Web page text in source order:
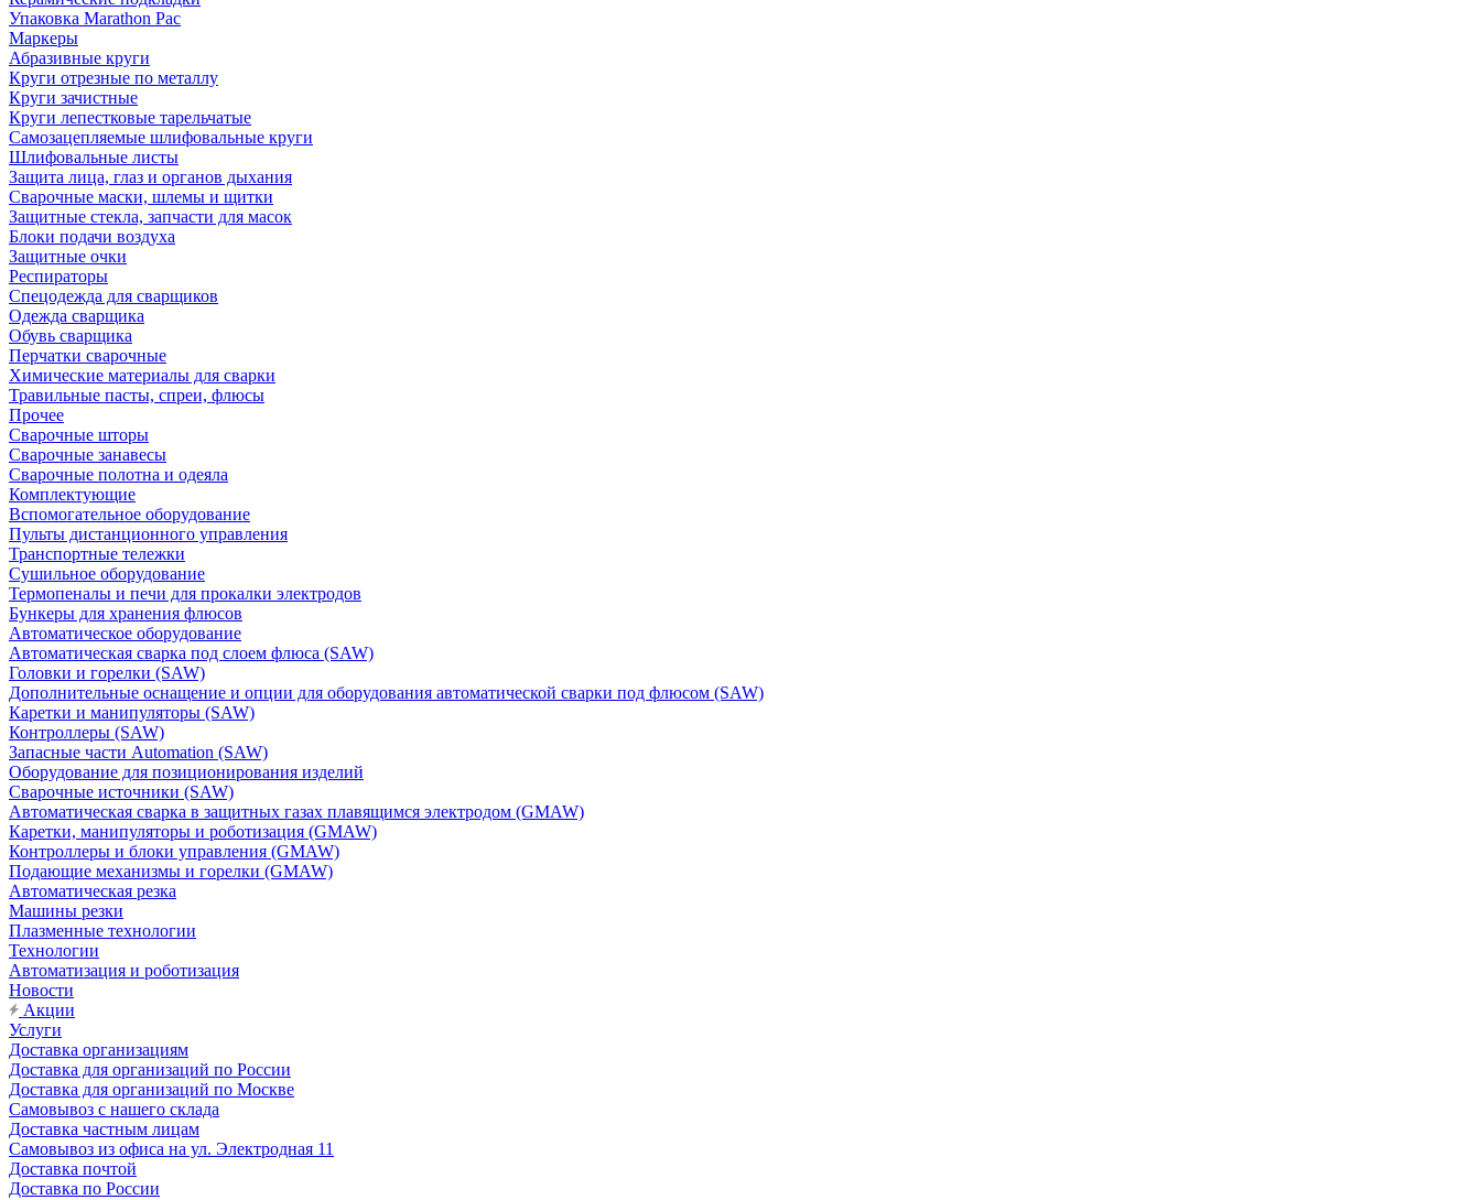
Упаковка Marathon Pac
Маркеры
Абразивные круги
Круги отрезные по металлу
Круги зачистные
Круги лепестковые тарельчатые
Самозацепляемые шлифовальные круги
Шлифовальные листы
Защита лица, глаз и органов дыхания
Сварочные маски, шлемы и щитки
Защитные стекла, запчасти для масок
Блоки подачи воздуха
Защитные очки
Респираторы
Спецодежда для сварщиков
Одежда сварщика
Обувь сварщика
Перчатки сварочные
Химические материалы для сварки
Травильные пасты, спреи, флюсы
Прочее
Сварочные шторы
Сварочные занавесы
Сварочные полотна и одеяла
Комплектующие
Вспомогательное оборудование
Пульты дистанционного управления
Транспортные тележки
Сушильное оборудование
Термопеналы и печи для прокалки электродов
Бункеры для хранения флюсов
Автоматическое оборудование
Автоматическая сварка под слоем флюса (SAW)
Головки и горелки (SAW)
Дополнительные оснащение и опции для оборудования автоматической сварки под флюсом (SAW)
Каретки и манипуляторы (SAW)
Контроллеры (SAW)
Запасные части Automation (SAW)
Оборудование для позиционирования изделий
Сварочные источники (SAW)
Автоматическая сварка в защитных газах плавящимся электродом (GMAW)
Каретки, манипуляторы и роботизация (GMAW)
Контроллеры и блоки управления (GMAW)
Подающие механизмы и горелки (GMAW)
Автоматическая резка
Машины резки
Плазменные технологии
Технологии
Автоматизация и роботизация
Новости
Акции
Услуги
Доставка организациям
Доставка для организаций по России
Доставка для организаций по Москве
Самовывоз с нашего склада
Доставка частным лицам
Самовывоз из офиса на ул. Электродная 11
Доставка почтой
Доставка по России